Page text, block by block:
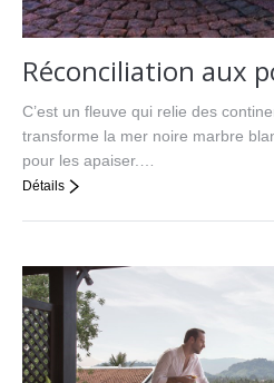
Réconciliation aux
C’est un fleuve qui relie des
transforme la mer noire marbre
pour les apaiser.…
Détails